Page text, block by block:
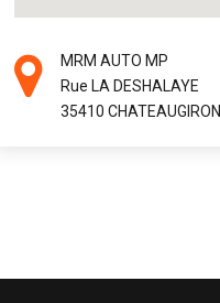
MRM AUTO MP
Rue LA DESHALAYE
35410 CHATEAUGIRON